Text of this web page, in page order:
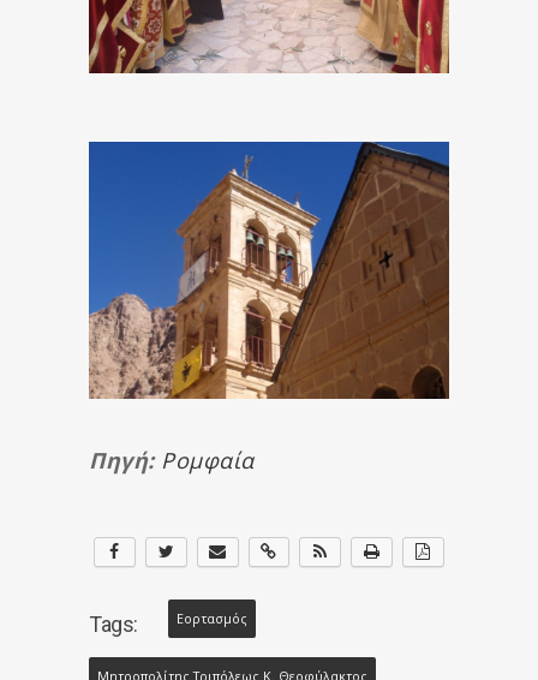
Πηγή: Ρομφαία
Tags: Εορτασμός
Μητροπολίτης Τριπόλεως Κ. Θεοφύλακτος